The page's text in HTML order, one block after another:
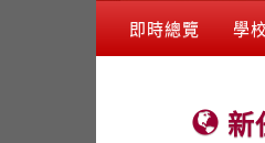
即時總覽 學
新